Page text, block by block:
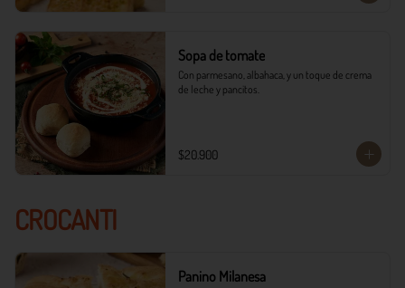
Sopa de tomate
Con parmesano, albahaca, y un toque de crema
de leche y pancitos.
$20.900
CROCANTI
Panino Milanesa